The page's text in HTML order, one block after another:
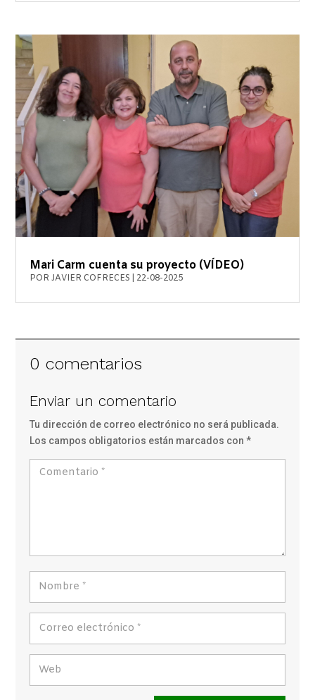
Mari Carm cuenta su proyecto (VÍDEO)
PORJAVIER COFRECES 22-08-2025
0 comentarios
Enviar un comentario
Tu dirección de correo electrónico no será publicada.
Los campos obligatorios están marcados con*